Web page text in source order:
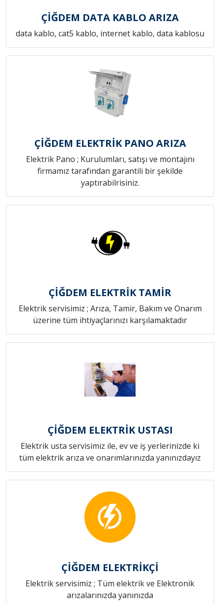
ÇİĞDEM DATA KABLO ARIZA
data kablo, cat5 kablo, internet kablo, data kablosu
ÇİĞDEM ELEKTRİK PANO ARIZA
Elektrik Pano ; Kurulumları, satışı ve montajını
firmamız tarafından garantili bir şekilde
yaptırabilrisiniz.
ÇİĞDEM ELEKTRİK TAMİR
Elektrik servisimiz ; Arıza, Tamir, Bakım ve Onarım
üzerine tüm ihtiyaçlarınızı karşılamaktadır
ÇİĞDEM ELEKTRİK USTASI
Elektrik usta servisimiz ile, ev ve iş yerlerinizde ki
tüm elektrik arıza ve onarımlarınızda yanınızdayız
ÇİĞDEM ELEKTRİKÇİ
Elektrik servisimiz ; Tüm elektrik ve Elektronik
arızalarınızda yanınızda